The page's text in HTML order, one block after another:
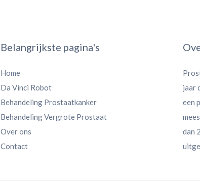
Belangrijkste pagina's
Home
Da Vinci Robot
Behandeling Prostaatkanker
Behandeling Vergrote Prostaat
Over ons
Contact
jaar
een
dan